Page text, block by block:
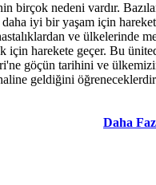
birçok nedeni vardır.
iyi bir yaşam için
ve ülkelerinde
için harekete geçer. Bu
göçün tarihini ve
geldiğini
Daha